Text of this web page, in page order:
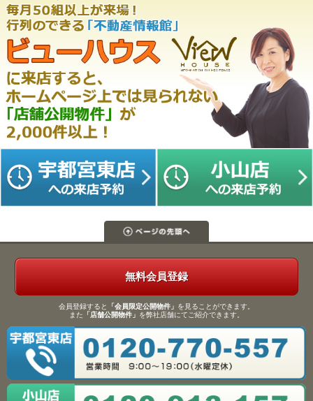
無料会員登録
会員登録すると 「会員限定公開物件」 を見ることができます。
また 「店舗公開物件」 を弊社店舗にてご紹介できます。